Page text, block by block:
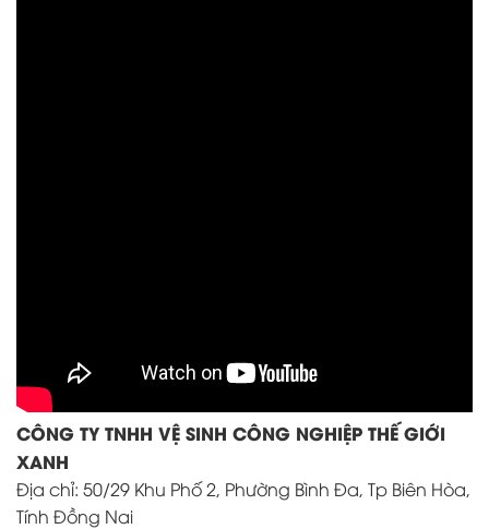
CÔNG TY TNHH VỆ SINH CÔNG NGHIỆP THẾ GIỚI
XANH
Địa chỉ: 50/29 Khu Phố 2, Phường Bình Đa, Tp Biên Hòa,
Tính Đồng Nai